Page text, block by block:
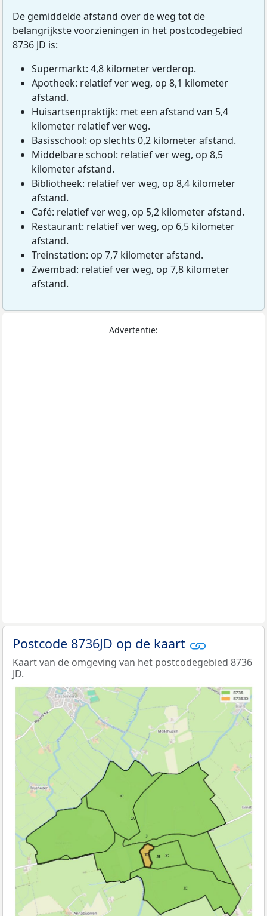
De gemiddelde afstand over de weg tot de
belangrijkste voorzieningen in het postcodegebied
8736 JD is:
Supermarkt: 4,8 kilometer verderop.
Apotheek: relatief ver weg, op 8,1 kilometer
afstand.
Huisartsenpraktijk: met een afstand van 5,4
kilometer relatief ver weg.
Basisschool: op slechts 0,2 kilometer afstand.
Middelbare school: relatief ver weg, op 8,5
kilometer afstand.
Bibliotheek: relatief ver weg, op 8,4 kilometer
afstand.
Café: relatief ver weg, op 5,2 kilometer afstand.
Restaurant: relatief ver weg, op 6,5 kilometer
afstand.
Treinstation: op 7,7 kilometer afstand.
Zwembad: relatief ver weg, op 7,8 kilometer
afstand.
Advertentie:
Postcode 8736JD op de kaart
Kaart van de omgeving van het postcodegebied 8736
JD.